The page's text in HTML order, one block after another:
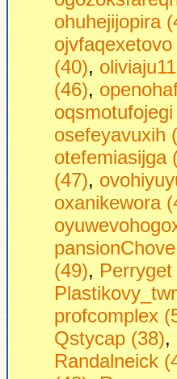
ohuhejijopira
ojvfaqexetovo
(40),
(46),
osefeyavuxih
otefemiasijga
(47),
oxanikewora
(49), Perryget
profcomplex
Qstycap (38),
Randalneick